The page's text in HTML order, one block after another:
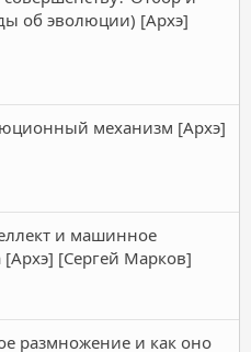
об эволюции) [Архэ]
механизм [Архэ]
и машинное
[Архэ] [Сергей Марков]
размножение и как оно